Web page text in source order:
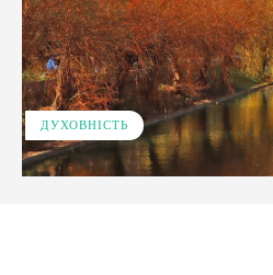
ДУХОВНІСТЬ